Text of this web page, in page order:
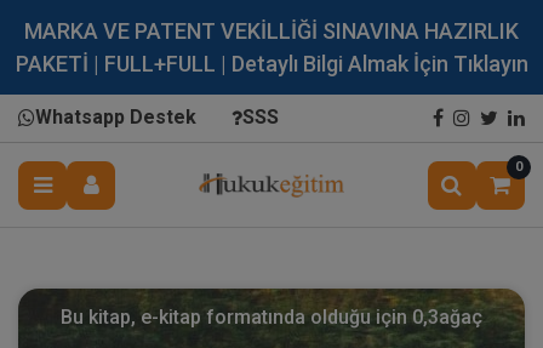
MARKA VE PATENT VEKİLLİĞİ SINAVINA HAZIRLIK
PAKETİ | FULL+FULL | Detaylı Bilgi Almak İçin Tıklayın
Whatsapp Destek SSS
0
Bu kitap, e-kitap formatında olduğu için 0,3ağaç